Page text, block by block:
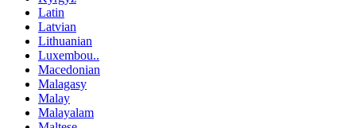
Latin
Latvian
Lithuanian
Luxembou..
Macedonian
Malagasy
Malay
Malayalam